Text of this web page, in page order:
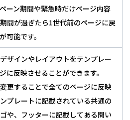
ーン期間や緊急時だけページ内容
間が過ぎたら1世代前のページに戻
可能です。
ザインやレイアウトをテンプレー
に反映させることができます。
更することで全てのページに反映
プレートに記載されている共通の
や、フッターに記載してある問い